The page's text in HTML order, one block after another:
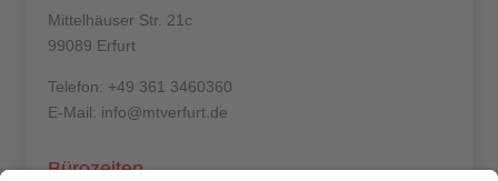
Mittelhäuser Str. 21c
99089 Erfurt
Telefon: +49 361 3460360
E-Mail: info@mtverfurt.de
Bürozeiten